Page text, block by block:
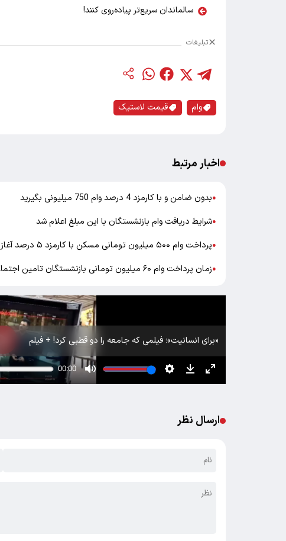
سالماندان سریع‌تر پیاده‌روی کنند!
تبلیغات
وام قیمت لاستیک
اخبار مرتبط
●بدون ضامن و با کارمزد 4 درصد وام 750 میلیونی بگیرید
●شرایط دریافت وام بازنشستگان با این مبلغ اعلام شد
●پرداخت وام ۵۰۰ میلیون تومانی مسکن با کارمزد ۵ درصد آغاز شد
●زمان پرداخت وام ۶۰ میلیون تومانی بازنشستگان تامین اجتماعی مشخص شد
«برای انسانیت»؛ فیلمی که جامعه را دو قطبی کرد! + فیلم
ارسال نظر